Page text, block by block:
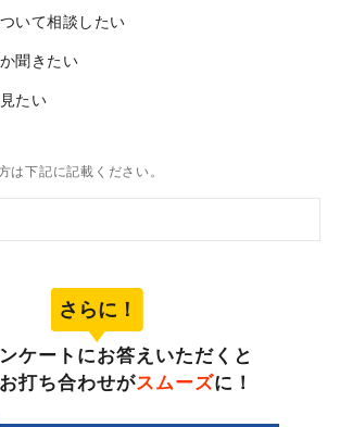
いて相談したい
聞きたい
たい
は下記に記載ください。
さらに！
ケートにお答えいただくと
打ち合わせがスムーズに！